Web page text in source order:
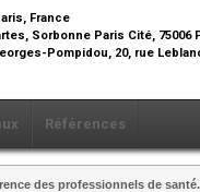
France
Sorbonne Paris Cité, 75006
Pompidou, 20, rue
Références
des professionnels de santé.